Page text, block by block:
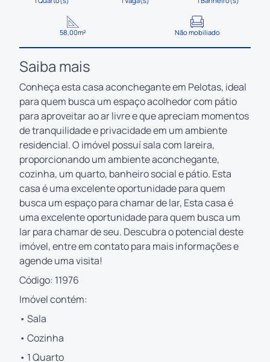
58,00m² Não mobiliado
Saiba mais
Conheça esta casa aconchegante em Pelotas, ideal
para quem busca um espaço acolhedor com pátio
para aproveitar ao ar livre e que apreciam momentos
de tranquilidade e privacidade em um ambiente
residencial. O imóvel possuí sala com lareira,
proporcionando um ambiente aconchegante,
cozinha, um quarto, banheiro social e pátio. Esta
casa é uma excelente oportunidade para quem
busca um espaço para chamar de lar, Esta casa é
uma excelente oportunidade para quem busca um
lar para chamar de seu. Descubra o potencial deste
imóvel, entre em contato para mais informações e
agende uma visita!
Código: 11976
Imóvel contém:
• Sala
• Cozinha
• 1 Quarto